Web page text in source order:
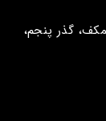
گذر پنجم،